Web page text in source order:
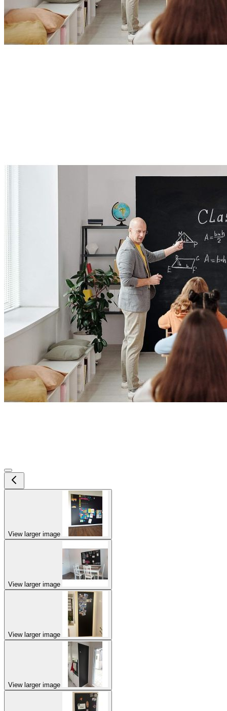
View larger image
View larger image
View larger image
View larger image